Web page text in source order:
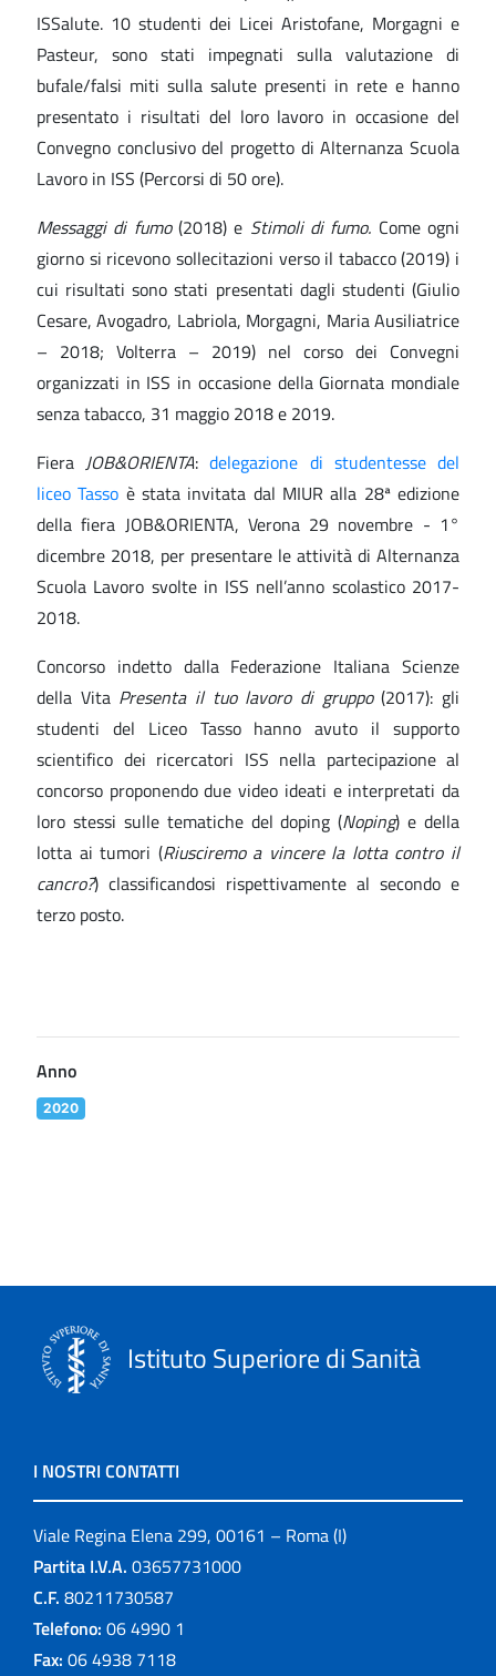
ISSalute. 10 studenti dei Licei Aristofane, Morgagni e
Pasteur, sono stati impegnati sulla valutazione di
bufale/falsi miti sulla salute presenti in rete e hanno
presentato i risultati del loro lavoro in occasione del
Convegno conclusivo del progetto di Alternanza Scuola
Lavoro in ISS (Percorsi di 50 ore).
Messaggi di fumo(2018) e Stimoli di fumo. Come ogni
giorno si ricevono sollecitazioni verso il tabacco (2019) i
cui risultati sono stati presentati dagli studenti (Giulio
Cesare, Avogadro, Labriola, Morgagni, Maria Ausiliatrice
– 2018; Volterra – 2019) nel corso dei Convegni
organizzati in ISS in occasione della Giornata mondiale
senza tabacco, 31 maggio 2018 e 2019.
FieraJOB&ORIENTA:delegazione di studentesse del
liceo Tasso è stata invitata dal MIUR alla 28ª edizione
della fiera JOB&ORIENTA, Verona 29 novembre - 1°
dicembre 2018, per presentare le attività di Alternanza
Scuola Lavoro svolte in ISS nell’anno scolastico 2017-
2018.
Concorso indetto dalla Federazione Italiana Scienze
della Vita Presenta il tuo lavoro di gruppo(2017): gli
studenti del Liceo Tasso hanno avuto il supporto
scientifico dei ricercatori ISS nella partecipazione al
concorso proponendo due video ideati e interpretati da
loro stessi sulle tematiche del doping (Noping) e della
lotta ai tumori (Riusciremo a vincere la lotta contro il
cancro?) classificandosi rispettivamente al secondo e
terzo posto.
Anno
2020
Istituto Superiore di Sanità
I NOSTRI CONTATTI
Viale Regina Elena 299, 00161 – Roma (I)
Partita I.V.A. 03657731000
C.F. 80211730587
Telefono: 06 4990 1
Fax: 06 4938 7118